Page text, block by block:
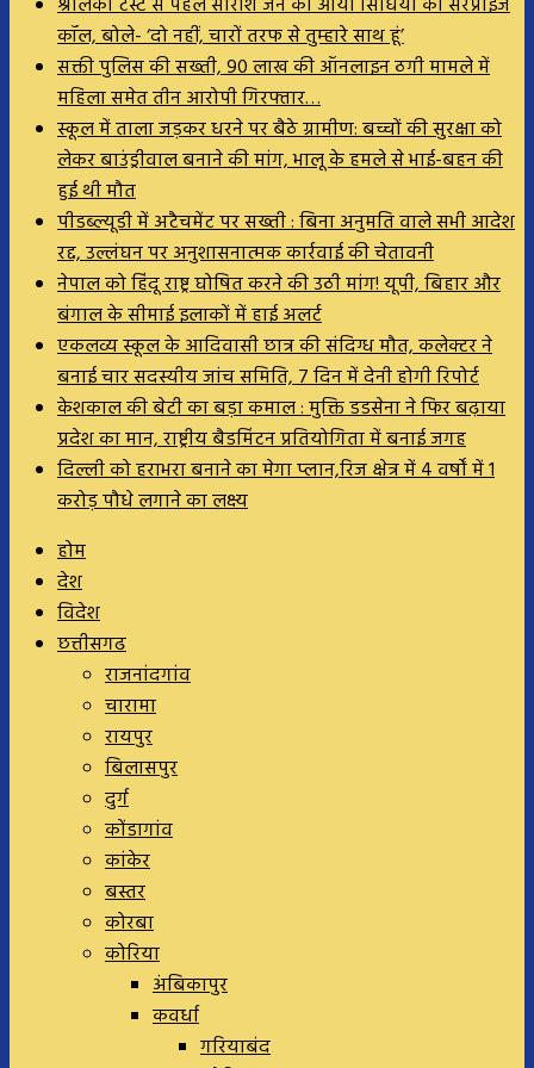
कॉल, बोले- ‘दो नहीं, चारों तरफ से तुम्हारे साथ हूं’
सक्ती पुलिस की सख्ती, 90 लाख की ऑनलाइन ठगी मामले में
महिला समेत तीन आरोपी गिरफ्तार…
स्कूल में ताला जड़कर धरने पर बैठे ग्रामीण: बच्चों की सुरक्षा को
लेकर बाउंड्रीवाल बनाने की मांग, भालू के हमले से भाई-बहन की
हुई थी मौत
पीडब्ल्यूडी में अटैचमेंट पर सख्ती : बिना अनुमति वाले सभी आदेश
रद्द, उल्लंघन पर अनुशासनात्मक कार्रवाई की चेतावनी
नेपाल को हिंदू राष्ट्र घोषित करने की उठी मांग! यूपी, बिहार और
बंगाल के सीमाई इलाकों में हाई अलर्ट
एकलव्य स्कूल के आदिवासी छात्र की संदिग्ध मौत, कलेक्टर ने
बनाई चार सदस्यीय जांच समिति, 7 दिन में देनी होगी रिपोर्ट
केशकाल की बेटी का बड़ा कमाल : मुक्ति डडसेना ने फिर बढ़ाया
प्रदेश का मान, राष्ट्रीय बैडमिंटन प्रतियोगिता में बनाई जगह
दिल्ली को हराभरा बनाने का मेगा प्लान,रिज क्षेत्र में 4 वर्षों में 1
करोड़ पौधे लगाने का लक्ष्य
होम
देश
विदेश
छत्तीसगढ
राजनांदगांव
चारामा
रायपुर
बिलासपुर
दुर्ग
कोंडागांव
कांकेर
बस्तर
कोरबा
कोरिया
अंबिकापुर
कवर्धा
गरियाबंद